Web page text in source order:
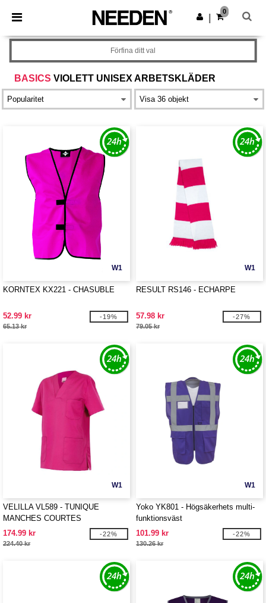
× Needen-app
Bättre priser i appen!
Hämta app
0
BASICS VIOLETT UNISEX ARBETSKLÄDER
Förfina ditt val
W1
KORNTEX KX221 - CHASUBLE
52.99 kr
65.13 kr
-19%
W1
RESULT RS146 - ECHARPE
57.98 kr
79.05 kr
-27%
W1
VELILLA VL589 - TUNIQUE
MANCHES COURTES
174.99 kr
224.40 kr
-22%
W1
Yoko YK801 - Högsäkerhets multi-
funktionsväst
101.99 kr
130.26 kr
-22%